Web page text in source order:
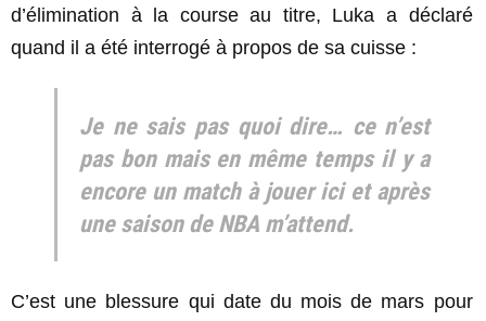
d’élimination à la course au titre, Luka a déclaré
quand il a été interrogé à propos de sa cuisse :
Je ne sais pas quoi dire… ce n’est
pas bon mais en même temps il y a
encore un match à jouer ici et après
une saison de NBA m’attend.
C’est une blessure qui date du mois de mars pour